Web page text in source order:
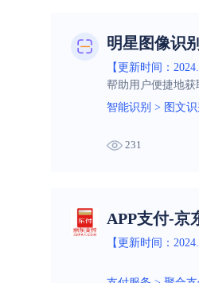
明星图像识
【更新时间：
帮助用户便捷地
智能识别 > 图文识
231
APP支付-京
【更新时间：